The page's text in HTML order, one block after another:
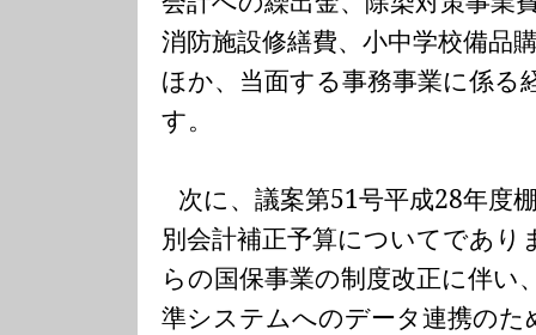
消防施設修繕費、小中学校備品
ほか、当面する事務事業に係る
す。
次に、議案第51号平成28年度
別会計補正予算についてであり
らの国保事業の制度改正に伴い
準システムへのデータ連携の